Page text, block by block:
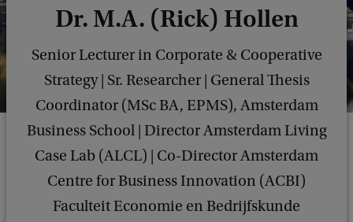
Dr. M.A. (Rick) Hollen
Senior Lecturer in Corporate & Cooperative
Strategy | Sr. Researcher | General Thesis
Coordinator (MSc BA, EPMS), Amsterdam
Business School | Director Amsterdam Living
Case Lab (ALCL) | Co-Director Amsterdam
Centre for Business Innovation (ACBI)
Faculteit Economie en Bedrijfskunde